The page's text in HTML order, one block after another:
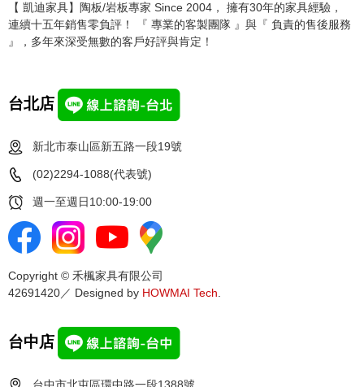
【 凱迪家具】陶板/岩板專家 Since 2004， 擁有30年的家具經驗，
連續十五年銷售零負評！ 『 專業的客製團隊 』與『 負責的售後服務
』，多年來深受無數的客戶好評與肯定！
台北店
新北市泰山區新五路一段19號
(02)2294-1088(代表號)
週一至週日10:00-19:00
Copyright © 禾楓家具有限公司
42691420／ Designed by HOWMAI Tech
台中店